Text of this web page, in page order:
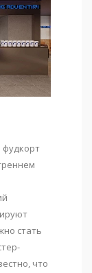
фудкорт
стать
что